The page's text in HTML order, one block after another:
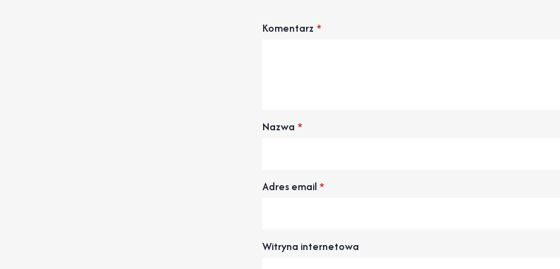
Komentarz *
Nazwa *
Adres email*
Witryna internetowa